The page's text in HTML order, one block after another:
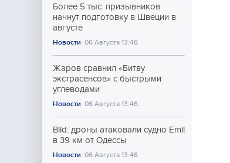
Более 5 тыс. призывников
начнут подготовку в Швеции в
августе
Новости 06 Августа 13:46
Жаров сравнил «Битву
экстрасенсов» с быстрыми
углеводами
Новости 06 Августа 13:46
Bild: дроны атаковали судно Emil
в 39 км от Одессы
Новости 06 Августа 13:46